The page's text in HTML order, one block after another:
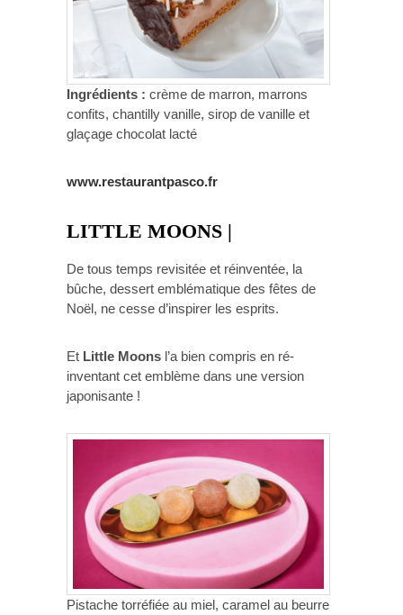
Ingrédients : crème de marron, marrons
confits, chantilly vanille, sirop de vanille et
glaçage chocolat lacté
www.restaurantpasco.fr
LITTLE MOONS |
De tous temps revisitée et réinventée, la
bûche, dessert emblématique des fêtes de
Noël, ne cesse d’inspirer les esprits.
Et Little Moons l’a bien compris en ré-
inventant cet emblème dans une version
japonisante !
Pistache torréfiée au miel, caramel au beurre